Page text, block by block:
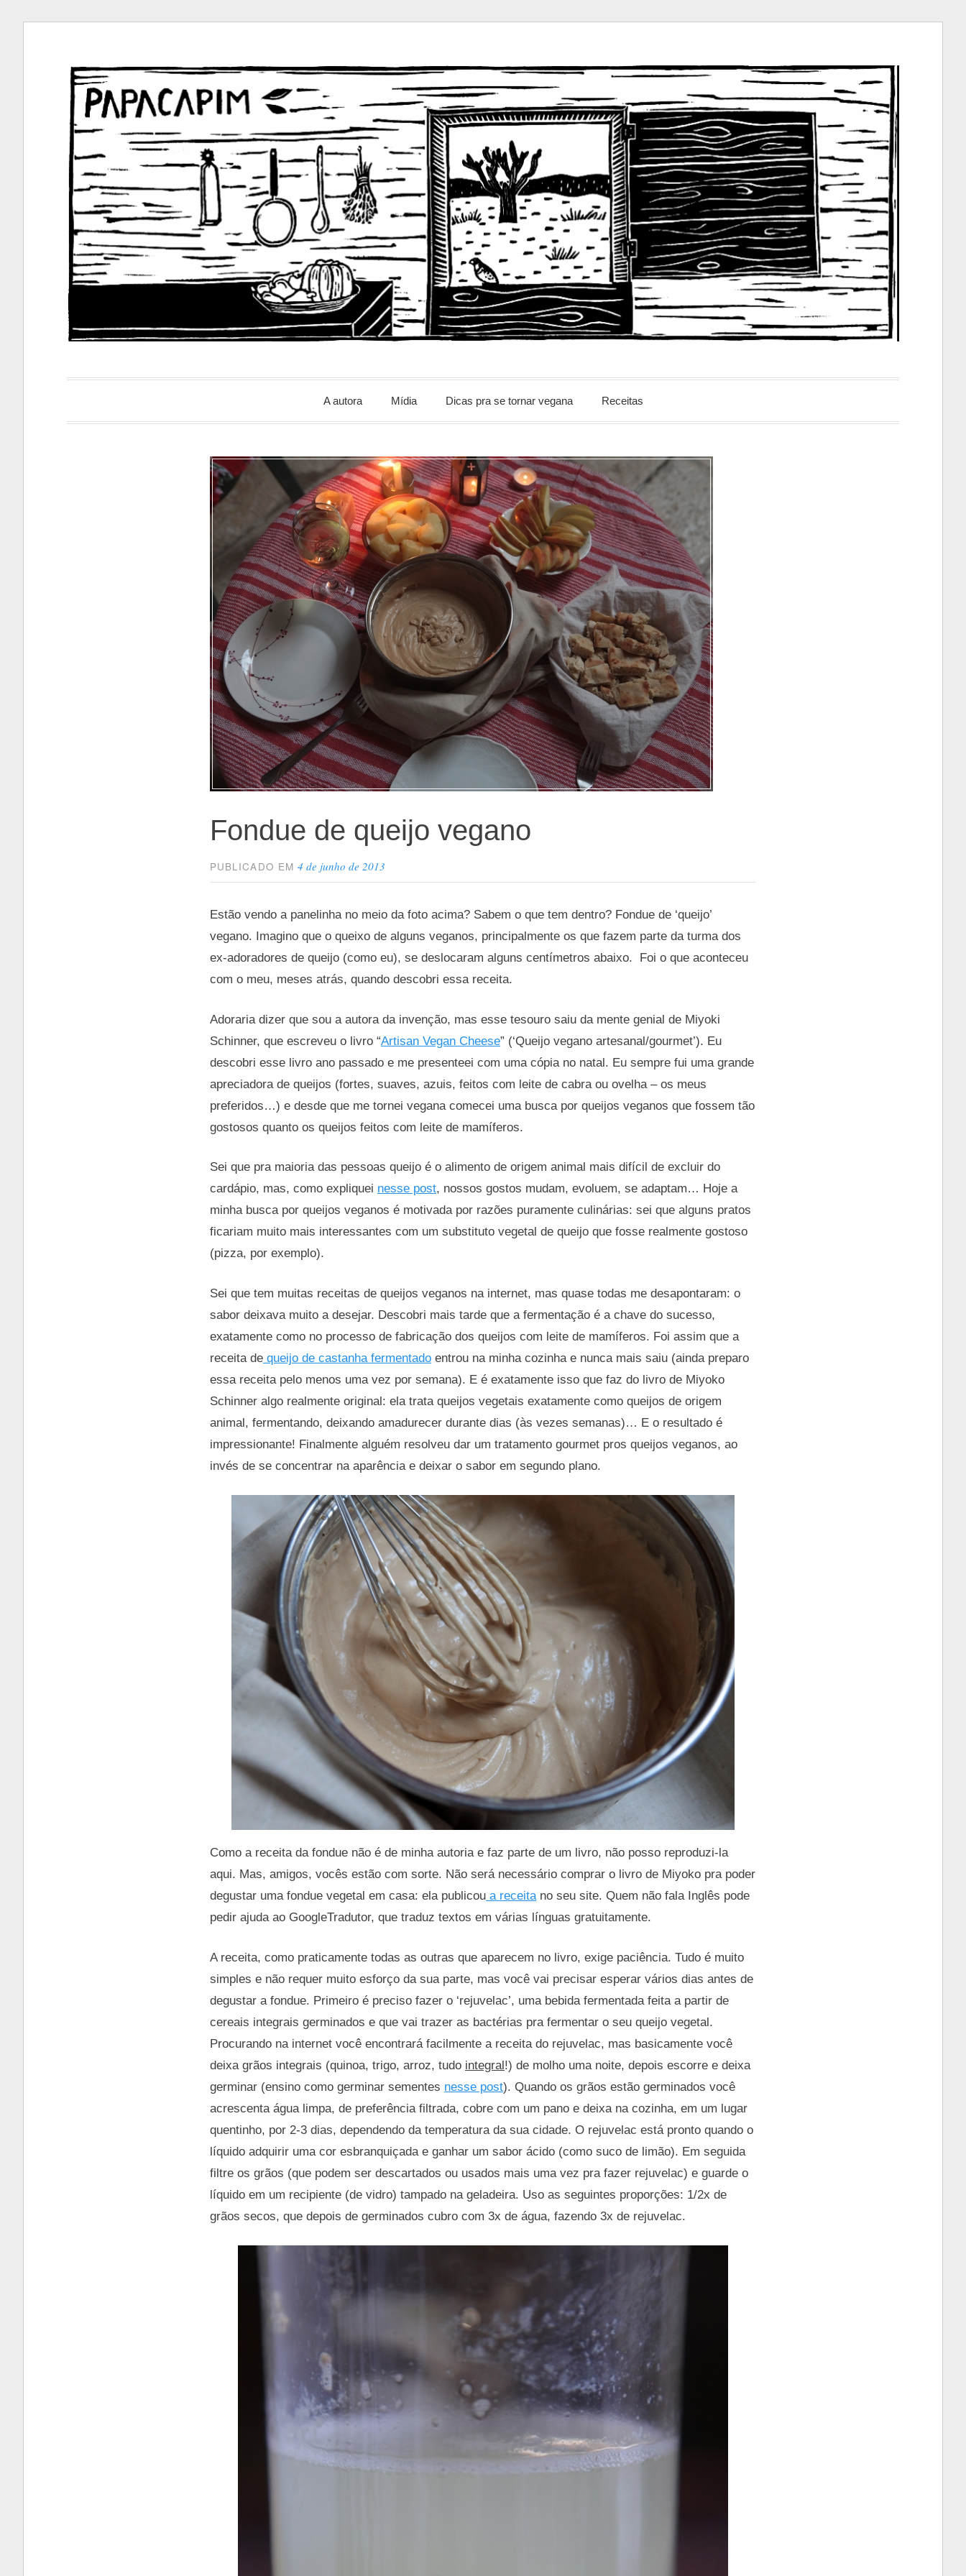
conteúdo
PapacapimA autora Mídia Dicas pra se tornar vegana Receitas
Fondue de queijo vegano
PUBLICADO EM4 de junho de 2013
Estão vendo a panelinha no meio da foto acima? Sabem o que tem dentro? Fondue de ‘queijo’
vegano. Imagino que o queixo de alguns veganos, principalmente os que fazem parte da turma dos
ex-adoradores de queijo (como eu), se deslocaram alguns centímetros abaixo. Foi o que aconteceu
com o meu, meses atrás, quando descobri essa receita.
Adoraria dizer que sou a autora da invenção, mas esse tesouro saiu da mente genial de Miyoki
Schinner, que escreveu o livro “Artisan Vegan Cheese” (‘Queijo vegano artesanal/gourmet’). Eu
descobri esse livro ano passado e me presenteei com uma cópia no natal. Eu sempre fui uma grande
apreciadora de queijos (fortes, suaves, azuis, feitos com leite de cabra ou ovelha – os meus
preferidos…) e desde que me tornei vegana comecei uma busca por queijos veganos que fossem tão
gostosos quanto os queijos feitos com leite de mamíferos.
Sei que pra maioria das pessoas queijo é o alimento de origem animal mais difícil de excluir do
cardápio, mas, como expliquei nesse post, nossos gostos mudam, evoluem, se adaptam… Hoje a
minha busca por queijos veganos é motivada por razões puramente culinárias: sei que alguns pratos
ficariam muito mais interessantes com um substituto vegetal de queijo que fosse realmente gostoso
(pizza, por exemplo).
Sei que tem muitas receitas de queijos veganos na internet, mas quase todas me desapontaram: o
sabor deixava muito a desejar. Descobri mais tarde que a fermentação é a chave do sucesso,
exatamente como no processo de fabricação dos queijos com leite de mamíferos. Foi assim que a
receita de queijo de castanha fermentado entrou na minha cozinha e nunca mais saiu (ainda preparo
essa receita pelo menos uma vez por semana). E é exatamente isso que faz do livro de Miyoko
Schinner algo realmente original: ela trata queijos vegetais exatamente como queijos de origem
animal, fermentando, deixando amadurecer durante dias (às vezes semanas)… E o resultado é
impressionante! Finalmente alguém resolveu dar um tratamento gourmet pros queijos veganos, ao
invés de se concentrar na aparência e deixar o sabor em segundo plano.
Como a receita da fondue não é de minha autoria e faz parte de um livro, não posso reproduzi-la
aqui. Mas, amigos, vocês estão com sorte. Não será necessário comprar o livro de Miyoko pra poder
degustar uma fondue vegetal em casa: ela publicou a receitano seu site. Quem não fala Inglês pode
pedir ajuda ao GoogleTradutor, que traduz textos em várias línguas gratuitamente.
A receita, como praticamente todas as outras que aparecem no livro, exige paciência. Tudo é muito
simples e não requer muito esforço da sua parte, mas você vai precisar esperar vários dias antes de
degustar a fondue. Primeiro é preciso fazer o ‘rejuvelac’, uma bebida fermentada feita a partir de
cereais integrais germinados e que vai trazer as bactérias pra fermentar o seu queijo vegetal.
Procurando na internet você encontrará facilmente a receita do rejuvelac, mas basicamente você
deixa grãos integrais (quinoa, trigo, arroz, tudo integral!) de molho uma noite, depois escorre e deixa
germinar (ensino como germinar sementes nesse post). Quando os grãos estão germinados você
acrescenta água limpa, de preferência filtrada, cobre com um pano e deixa na cozinha, em um lugar
quentinho, por 2-3 dias, dependendo da temperatura da sua cidade. O rejuvelac está pronto quando o
líquido adquirir uma cor esbranquiçada e ganhar um sabor ácido (como suco de limão). Em seguida
filtre os grãos (que podem ser descartados ou usados mais uma vez pra fazer rejuvelac) e guarde o
líquido em um recipiente (de vidro) tampado na geladeira. Uso as seguintes proporções: 1/2x de
grãos secos, que depois de germinados cubro com 3x de água, fazendo 3x de rejuvelac.